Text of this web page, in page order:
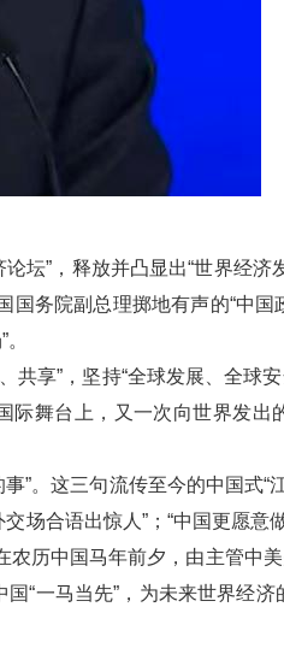
坛”，释放并凸显出“世界经济
国务院副总理掷地有声的“中国
共享”，坚持“全球发展、全球
舞台上，又一次向世界发出
”。这三句流传至今的中国式“
场合语出惊人”；“中国更愿意
农历中国马年前夕，由主管中
“一马当先”，为未来世界经济